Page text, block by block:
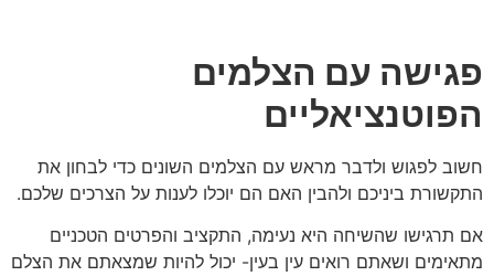
פגישה עם הצלמים
הפוטנציאליים
חשוב לפגוש ולדבר מראש עם הצלמים השונים כדי לבחון את
התקשורת ביניכם ולהבין האם הם יוכלו לענות על הצרכים שלכם.
אם תרגישו שהשיחה היא נעימה, התקציב והפרטים הטכניים
מתאימים ושאתם רואים עין בעין- יכול להיות שמצאתם את הצלם